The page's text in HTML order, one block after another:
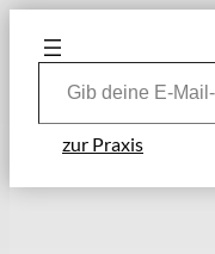
Inhalt
springen
Gib deine E-Mail-Adresse ein …
zur Praxis